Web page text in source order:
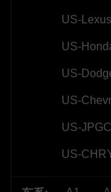
US-
US-
US-
US-
US-
US-